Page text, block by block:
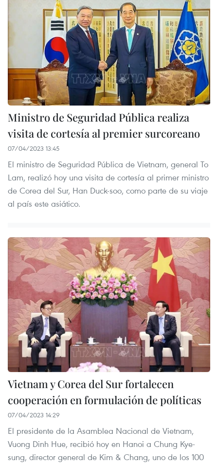
Ministro de Seguridad Pública realiza
visita de cortesía al premier surcoreano
07/04/2023 13:45
El ministro de Seguridad Pública de Vietnam, general To
Lam, realizó hoy una visita de cortesía al primer ministro
de Corea del Sur, Han Duck-soo, como parte de su viaje
al país este asiático.
Vietnam y Corea del Sur fortalecen
cooperación en formulación de políticas
07/04/2023 14:29
El presidente de la Asamblea Nacional de Vietnam,
Vuong Dinh Hue, recibió hoy en Hanoi a Chung Kye-
sung, director general de Kim & Chang, uno de los 100